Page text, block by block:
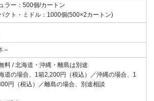
ラー：500個/カートン
クト・ミドル：1000個(500×2カートン)
～
料 / 北海道・沖縄・離島は別途
道の場合、1箱2,200円（税込）／沖縄の場合、1
円（税込）／離島の場合、別途相談